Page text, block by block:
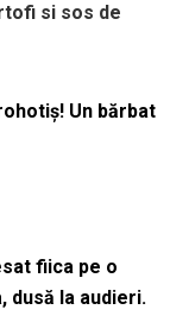
si sos de
Un bărbat
fiica pe o
dusă la audieri.